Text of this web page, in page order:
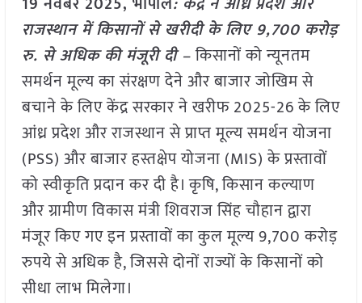
राजस्थान में किसानों से खरीदी के लिए 9,700 करोड़
रु. से अधिक की मंजूरी दी –किसानों को न्यूनतम
समर्थन मूल्य का संरक्षण देने और बाजार जोखिम से
बचाने के लिए केंद्र सरकार ने खरीफ 2025-26 के लिए
आंध्र प्रदेश और राजस्थान से प्राप्त मूल्य समर्थन योजना
(PSS) और बाजार हस्तक्षेप योजना (MIS) के प्रस्तावों
को स्वीकृति प्रदान कर दी है। कृषि, किसान कल्याण
और ग्रामीण विकास मंत्री शिवराज सिंह चौहान द्वारा
मंजूर किए गए इन प्रस्तावों का कुल मूल्य 9,700 करोड़
रुपये से अधिक है, जिससे दोनों राज्यों के किसानों को
सीधा लाभ मिलेगा।